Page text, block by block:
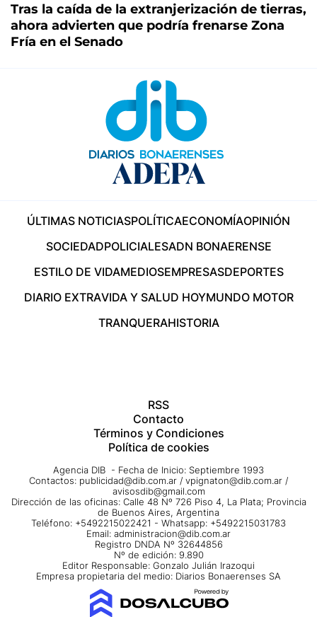
Tras la caída de la extranjerización de tierras,
ahora advierten que podría frenarse Zona
Fría en el Senado
ÚLTIMAS NOTICIASPOLÍTICAECONOMÍAOPINIÓN
SOCIEDADPOLICIALESADN BONAERENSE
ESTILO DE VIDAMEDIOSEMPRESASDEPORTES
DIARIO EXTRAVIDA Y SALUD HOYMUNDO MOTOR
TRANQUERAHISTORIA
RSS
Contacto
Términos y Condiciones
Política de cookies
Agencia DIB - Fecha de Inicio: Septiembre 1993
Contactos: publicidad@dib.com.ar / vpignaton@dib.com.ar /
avisosdib@gmail.com
Dirección de las oficinas: Calle 48 Nº 726 Piso 4, La Plata; Provincia
de Buenos Aires, Argentina
Teléfono: +5492215022421 - Whatsapp: +5492215031783
Email: administracion@dib.com.ar
Registro DNDA Nº 32644856
Nº de edición: 9.890
Editor Responsable: Gonzalo Julián Irazoqui
Empresa propietaria del medio: Diarios Bonaerenses SA